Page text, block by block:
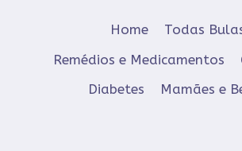
Home
Todas
Remédios e Medicamentos
Diabetes
Mamães e